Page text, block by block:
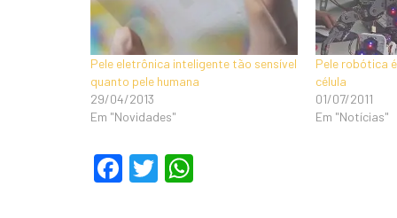
Pele eletrônica inteligente tão sensível
quanto pele humana
29/04/2013
Em "Novidades"
Pele robótica
célula
01/07/2011
Em "Notícias"
F
T